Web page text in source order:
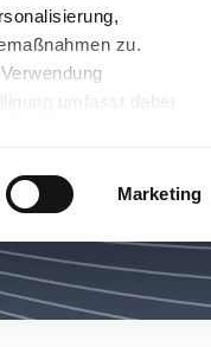
zu.
umfasst dabei
Weitere
Ihrer
den
finden. Je nach den
Marketing